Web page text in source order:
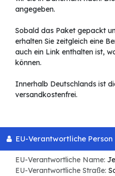
angegeben.
Sobald das Paket gepackt
erhalten Sie zeitgleich eine
auch ein Link enthalten ist,
können.
Innerhalb Deutschlands ist
versandkostenfrei.
EU-Verantwortliche Person
EU-Verantwortliche Name:
EU-Verantwortliche Straße: